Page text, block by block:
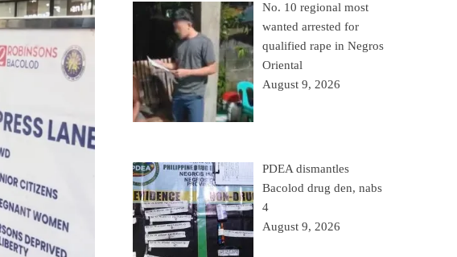
No. 10 regional most
wanted arrested for
qualified rape in Negros
Oriental
August 9, 2026
PDEA dismantles
Bacolod drug den, nabs
4
August 9, 2026